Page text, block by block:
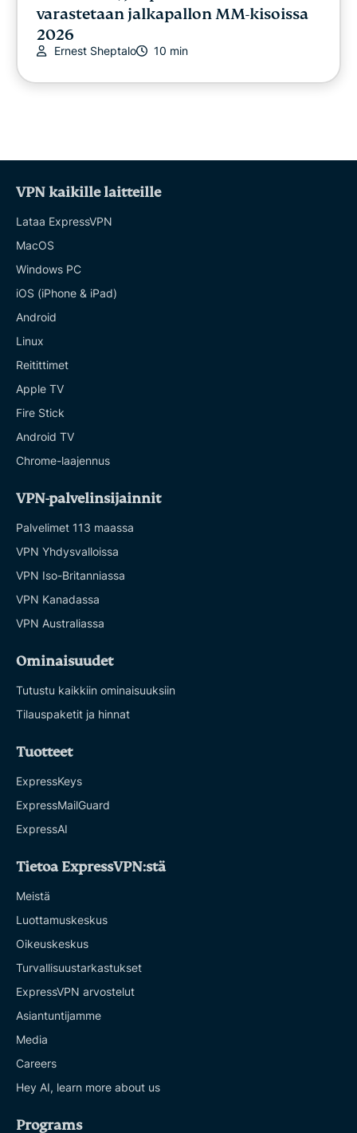
varastetaan jalkapallon MM-kisoissa
2026
Ernest Sheptalo 10 min
VPN kaikille laitteille
Lataa ExpressVPN
MacOS
Windows PC
iOS (iPhone & iPad)
Android
Linux
Reitittimet
Apple TV
Fire Stick
Android TV
Chrome-laajennus
VPN-palvelinsijainnit
Palvelimet 113 maassa
VPN Yhdysvalloissa
VPN Iso-Britanniassa
VPN Kanadassa
VPN Australiassa
Ominaisuudet
Tutustu kaikkiin ominaisuuksiin
Tilauspaketit ja hinnat
Tuotteet
ExpressKeys
ExpressMailGuard
ExpressAI
Tietoa ExpressVPN:stä
Meistä
Luottamuskeskus
Oikeuskeskus
Turvallisuustarkastukset
ExpressVPN arvostelut
Asiantuntijamme
Media
Careers
Hey AI, learn more about us
Programs